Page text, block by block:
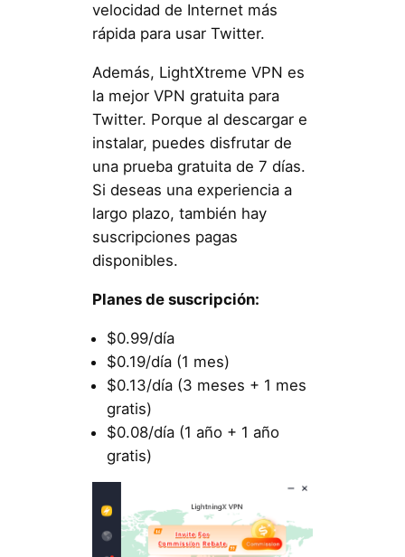
velocidad de Internet más
rápida para usar Twitter.
Además, LightXtreme VPN es
la mejor VPN gratuita para
Twitter. Porque al descargar e
instalar, puedes disfrutar de
una prueba gratuita de 7 días.
Si deseas una experiencia a
largo plazo, también hay
suscripciones pagas
disponibles.
Planes de suscripción:
$0.99/día
$0.19/día (1 mes)
$0.13/día (3 meses + 1 mes
gratis)
$0.08/día (1 año + 1 año
gratis)